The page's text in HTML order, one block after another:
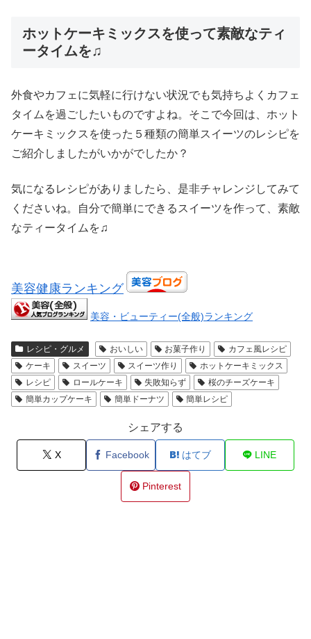
ホットケーキミックスを使って素敵なティ
ータイムを♫
外食やカフェに気軽に行けない状況でも気持ちよくカフェ
タイムを過ごしたいものですよね。そこで今回は、ホット
ケーキミックスを使った５種類の簡単スイーツのレシピを
ご紹介しましたがいかがでしたか？
気になるレシピがありましたら、是非チャレンジしてみて
くださいね。自分で簡単にできるスイーツを作って、素敵
なティータイムを♫
美容健康ランキング
美容・ビューティー(全般)ランキング
レシピ・グルメ おいしい お菓子作り
カフェ風レシピ
ケーキ
スイーツ スイーツ作り
ホットケーキミックス
レシピ
ロールケーキ 失敗知らず
桜のチーズケーキ
簡単カップケーキ
簡単ドーナツ 簡単レシピ
シェアする
X Facebook はてブ LINE
Pinterest